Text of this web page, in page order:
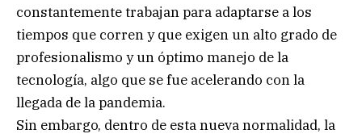
constantemente trabajan para adaptarse a los
tiempos que corren y que exigen un alto grado de
profesionalismo y un óptimo manejo de la
tecnología, algo que se fue acelerando con la
llegada de la pandemia.
Sin embargo, dentro de esta nueva normalidad, la